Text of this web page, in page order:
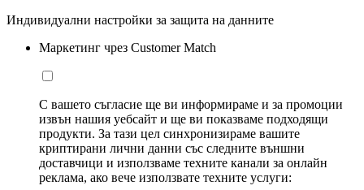
Индивидуални настройки за защита на данните
Маркетинг чрез Customer Match
С вашето съгласие ще ви информираме и за промоции
извън нашия уебсайт и ще ви показваме подходящи
продукти. За тази цел синхронизираме вашите
криптирани лични данни със следните външни
доставчици и използваме техните канали за онлайн
реклама, ако вече използвате техните услуги: